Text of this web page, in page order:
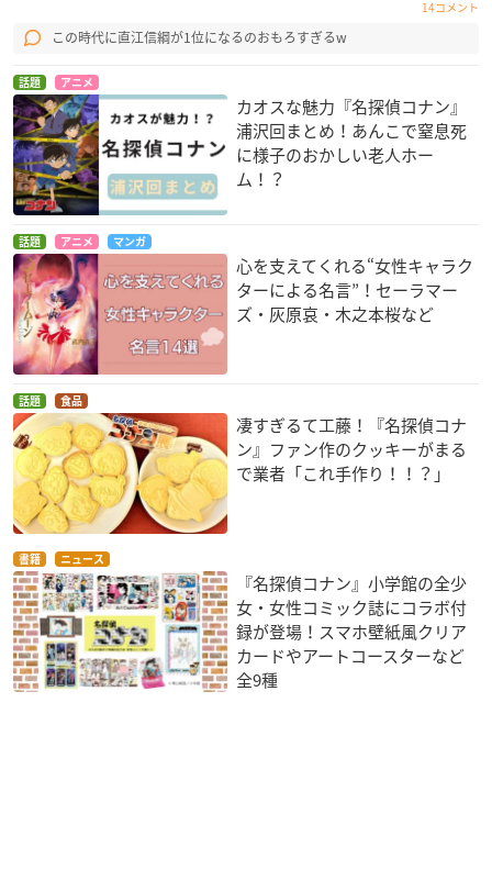
14コメント
この時代に直江信綱が1位になるのおもろすぎるw
話題 アニメ
カオスな魅力『名探偵コナン』
浦沢回まとめ！あんこで窒息死
に様子のおかしい老人ホー
ム！？
話題 アニメ マンガ
心を支えてくれる“女性キャラク
ターによる名言”！セーラマー
ズ・灰原哀・木之本桜など
話題 食品
凄すぎるて工藤！『名探偵コナ
ン』ファン作のクッキーがまる
で業者「これ手作り！！？」
書籍 ニュース
『名探偵コナン』小学館の全少
女・女性コミック誌にコラボ付
録が登場！スマホ壁紙風クリア
カードやアートコースターなど
全9種